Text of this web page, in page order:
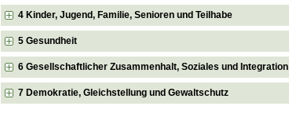
4 Kinder, Jugend, Familie, Senioren und Teilhabe
5 Gesundheit
6 Gesellschaftlicher Zusammenhalt, Soziales und Integration
7 Demokratie, Gleichstellung und Gewaltschutz